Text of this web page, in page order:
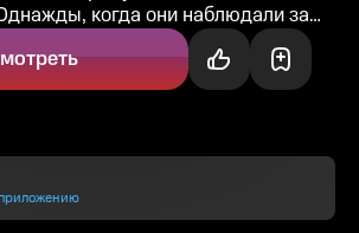
когда они наблюдали за
дождём, Юмми загадала...